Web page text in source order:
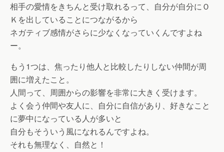
相手の愛情をきちんと受け取れるって、自分が自分にＯ
Ｋを出していることにつながるから
ネガティブ感情がさらに少なくなっていくんですよね
ー。
もう1つは、焦ったり他人と比較したりしない仲間が周
囲に増えたこと。
人間って、周囲からの影響を非常に大きく受けます。
よく会う仲間や友人に、自分に自信があり、好きなこと
に夢中になっている人が多いと
自分もそういう風になれるんですよね。
それも無理なく、自然と！